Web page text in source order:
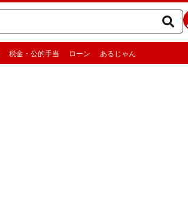
税金・公的手当 ローン あるじゃん